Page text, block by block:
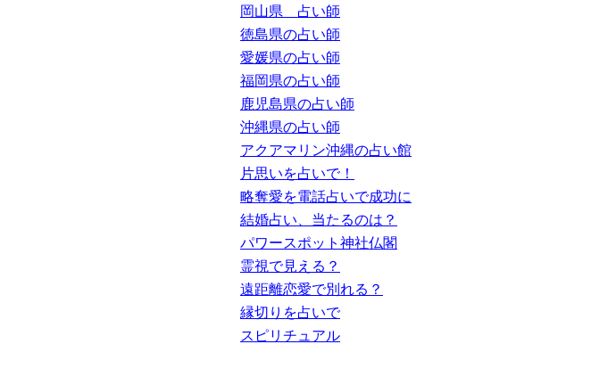
岡山県 占い師
徳島県の占い師
愛媛県の占い師
福岡県の占い師
鹿児島県の占い師
沖縄県の占い師
アクアマリン沖縄の占い館
片思いを占いで！
略奪愛を電話占いで成功に
結婚占い、当たるのは？
パワースポット神社仏閣
霊視で見える？
遠距離恋愛で別れる？
縁切りを占いで
スピリチュアル